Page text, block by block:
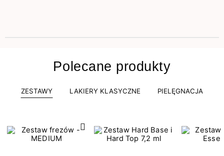
Polecane produkty
ZESTAWY LAKIERY KLASYCZNE PIELĘGNACJA